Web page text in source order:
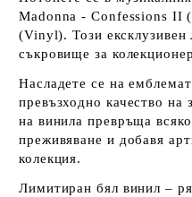
Madonna - Confessions II
(Vinyl). Този
съкровище за
Насладете се на
превъзходно качество на
на винила превръща
преживяване и добавя
колекция.
Лимитиран бял винил –